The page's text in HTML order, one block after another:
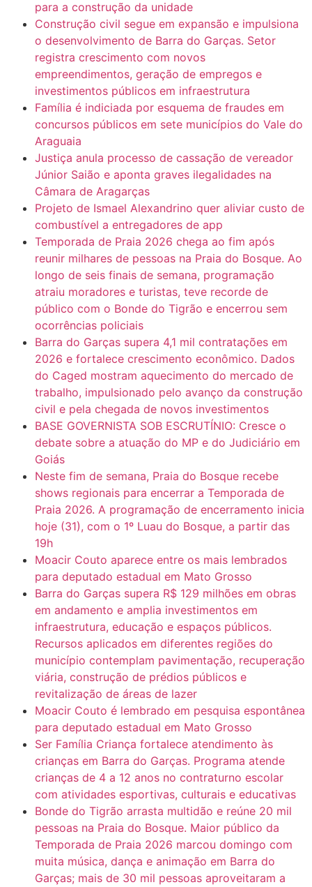
para a construção da unidade
Construção civil segue em expansão e impulsiona
o desenvolvimento de Barra do Garças. Setor
registra crescimento com novos
empreendimentos, geração de empregos e
investimentos públicos em infraestrutura
Família é indiciada por esquema de fraudes em
concursos públicos em sete municípios do Vale do
Araguaia
Justiça anula processo de cassação de vereador
Júnior Saião e aponta graves ilegalidades na
Câmara de Aragarças
Projeto de Ismael Alexandrino quer aliviar custo de
combustível a entregadores de app
Temporada de Praia 2026 chega ao fim após
reunir milhares de pessoas na Praia do Bosque. Ao
longo de seis finais de semana, programação
atraiu moradores e turistas, teve recorde de
público com o Bonde do Tigrão e encerrou sem
ocorrências policiais
Barra do Garças supera 4,1 mil contratações em
2026 e fortalece crescimento econômico. Dados
do Caged mostram aquecimento do mercado de
trabalho, impulsionado pelo avanço da construção
civil e pela chegada de novos investimentos
BASE GOVERNISTA SOB ESCRUTÍNIO: Cresce o
debate sobre a atuação do MP e do Judiciário em
Goiás
Neste fim de semana, Praia do Bosque recebe
shows regionais para encerrar a Temporada de
Praia 2026. A programação de encerramento inicia
hoje (31), com o 1º Luau do Bosque, a partir das
19h
Moacir Couto aparece entre os mais lembrados
para deputado estadual em Mato Grosso
Barra do Garças supera R$ 129 milhões em obras
em andamento e amplia investimentos em
infraestrutura, educação e espaços públicos.
Recursos aplicados em diferentes regiões do
município contemplam pavimentação, recuperação
viária, construção de prédios públicos e
revitalização de áreas de lazer
Moacir Couto é lembrado em pesquisa espontânea
para deputado estadual em Mato Grosso
Ser Família Criança fortalece atendimento às
crianças em Barra do Garças. Programa atende
crianças de 4 a 12 anos no contraturno escolar
com atividades esportivas, culturais e educativas
Bonde do Tigrão arrasta multidão e reúne 20 mil
pessoas na Praia do Bosque. Maior público da
Temporada de Praia 2026 marcou domingo com
muita música, dança e animação em Barra do
Garças; mais de 30 mil pessoas aproveitaram a